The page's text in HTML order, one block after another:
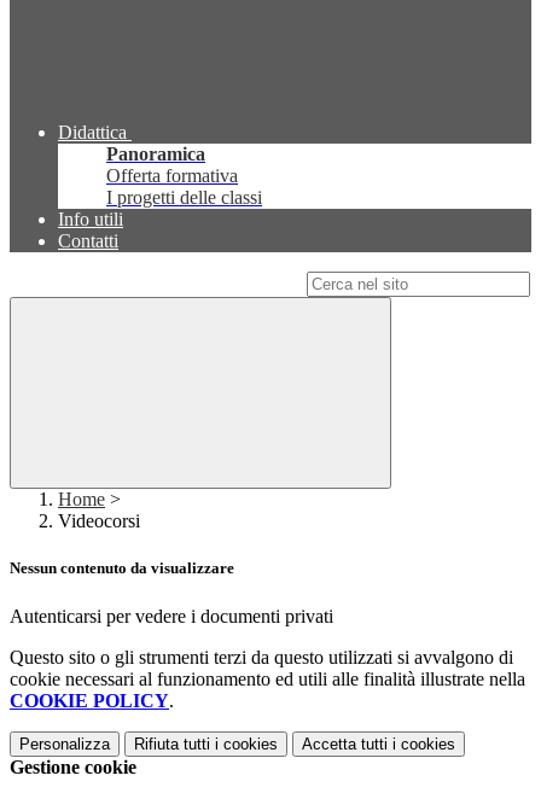
Didattica
Panoramica
Offerta formativa
I progetti delle classi
Info utili
Contatti
Home >
Videocorsi
Nessun contenuto da visualizzare
Autenticarsi per vedere i documenti privati
Questo sito o gli strumenti terzi da questo utilizzati si avvalgono di
cookie necessari al funzionamento ed utili alle finalità illustrate nella
COOKIE POLICY.
Personalizza Rifiuta tutti i cookies Accetta tutti i cookies
Gestione cookie